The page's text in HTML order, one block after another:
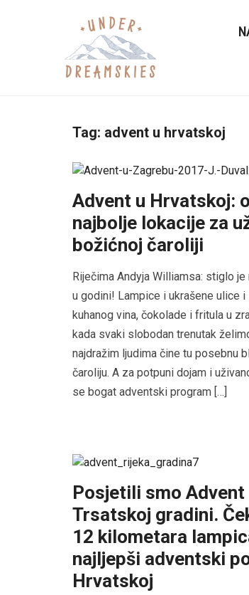
Tag: advent u hrvatskoj
Advent u Hrvatskoj:
najbolje lokacije za
božićnoj čaroliji
Riječima Andyja Williamsa: stiglo
u godini! Lampice i ukrašene ulice
kuhanog vina, čokolade i fritula u
kada svaki slobodan trenutak
najdražim ljudima čine tu posebnu
čaroliju. A za potpuni dojam i
se bogat adventski program […]
Posjetili smo Advent
Trsatskoj gradini.
12 kilometara
najljepši adventski
Hrvatskoj